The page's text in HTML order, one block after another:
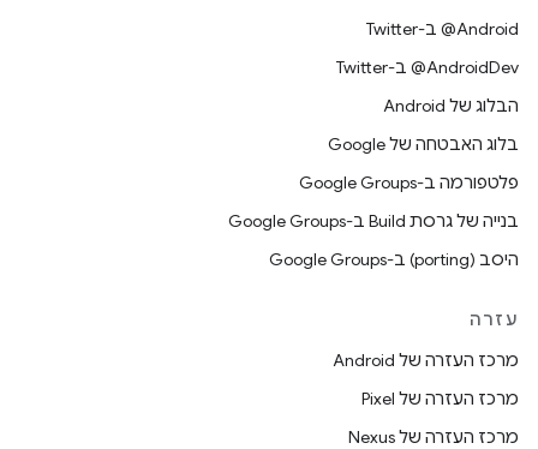
‎@Android ב-Twitter
‎@AndroidDev ב-Twitter
הבלוג של Android
בלוג האבטחה של Google
פלטפורמה ב-Google Groups
בנייה של גרסת Build ב-Google Groups
היסב (porting) ב-Google Groups
עזרה
מרכז העזרה של Android
מרכז העזרה של Pixel
מרכז העזרה של Nexus